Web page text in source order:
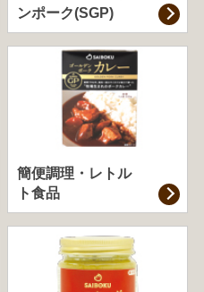
ンポーク(SGP)
簡便調理・ レトル
ト食品